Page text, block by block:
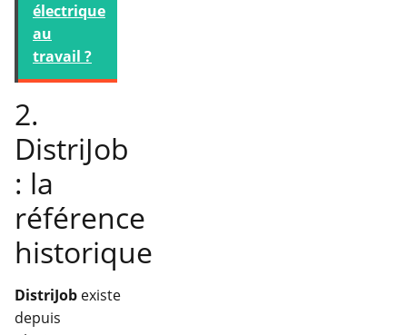
électrique
au
travail ?
2.
DistriJob
: la
référence
historique
DistriJob existe
depuis